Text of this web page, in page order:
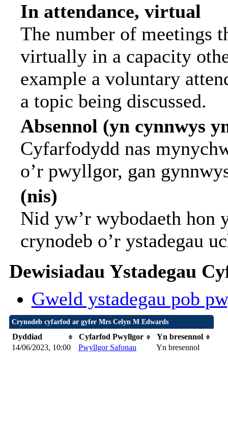
In attendance, virtual
The number of meetings
virtually in a capacity
example a voluntary
a topic being discussed.
Absennol (yn cynnwys
Cyfarfodydd nas
o’r pwyllgor, gan
(nis)
Nid yw’r wybodaeth hon
crynodeb o’r ystadegau
Dewisiadau Ystadegau
Gweld ystadegau pob
Crynodeb cyfarfod ar gyfer Mrs Celyn M Edwards
Dyddiad Cyfarfod Pwyllgor
Yn bresennol
14/06/2023, 10:00
Pwyllgor Safonau Yn bresennol